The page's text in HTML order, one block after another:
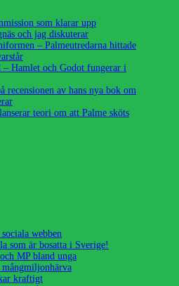
som klarar upp
och jag diskuterar
– Palmeutredarna hittade
– Hamlet och Godot fungerar i
recensionen av hans nya bok om
teori om att Palme sköts
webben
som är bosatta i Sverige!
MP bland unga
mångmiljonhärva
kraftigt